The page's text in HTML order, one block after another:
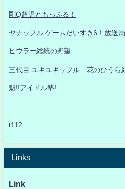
剛Q超児ともっふる！
ヤナッフル ゲームだいすき6！放送局
ヒウラー総統の野望
三代目 ユキユキッフル 花のひうら
魁!!アイドル塾!
t112
Links
Link